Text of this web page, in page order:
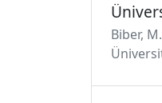
Biber,